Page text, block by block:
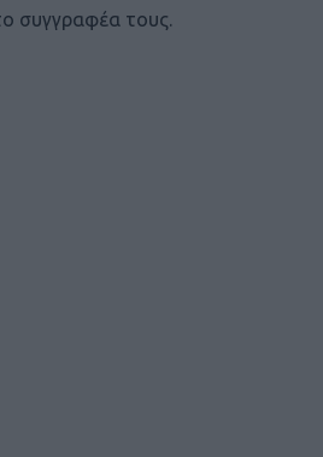
συγγραφέα τους.